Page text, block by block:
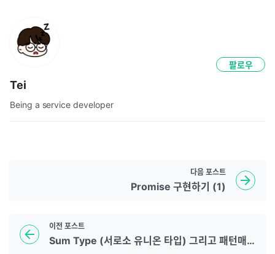
Tei
Being a service developer
팔로우
이전 포스트
Sum Type (서로소 유니온 타입) 그리고 패턴매칭
다음 포스트
Promise 구현하기 (1)